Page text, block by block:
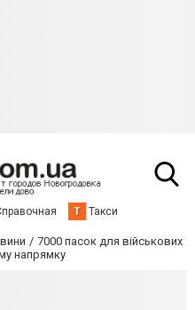
Т Такси
7000 пасок для військових
напрямку